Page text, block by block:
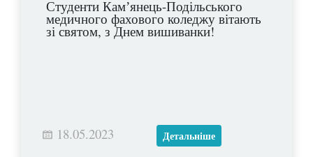
Студенти Камʼянець-Подільського
медичного фахового коледжу вітають
зі святом, з Днем вишиванки!
18.05.2023 Детальніше